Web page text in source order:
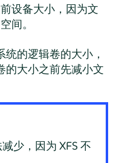
设备大小，因为文
间。
的逻辑卷的大小，
的大小之前先减小文
少，因为 XFS 不